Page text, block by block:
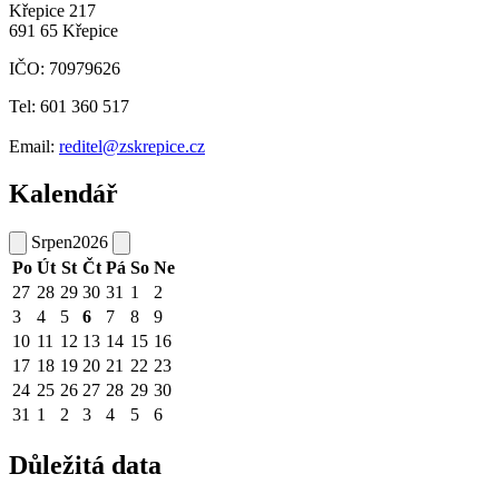
Křepice 217
691 65 Křepice
IČO: 70979626
Tel: 601 360 517
Email: reditel@zskrepice.cz
Kalendář
Srpen2026
Po Út St Čt Pá So Ne
27 28 29 30 31 1
2
3
4 5 6 7 8
9
10 11 12 13 14 15 16
17 18 19 20 21 22 23
24 25 26 27 28 29 30
31 1 2 3 4 5 6
Důležitá data